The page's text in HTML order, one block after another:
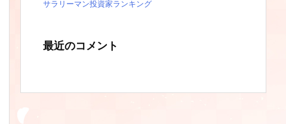
サラリーマン投資家ランキング
最近のコメント